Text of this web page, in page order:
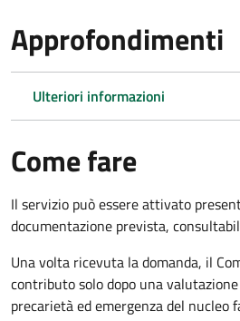
Approfondimenti
Ulteriori informazioni
Come fare
Il servizio può essere attivato
documentazione prevista,
Una volta ricevuta la domanda, il
contributo solo dopo una
precarietà ed emergenza del nucleo